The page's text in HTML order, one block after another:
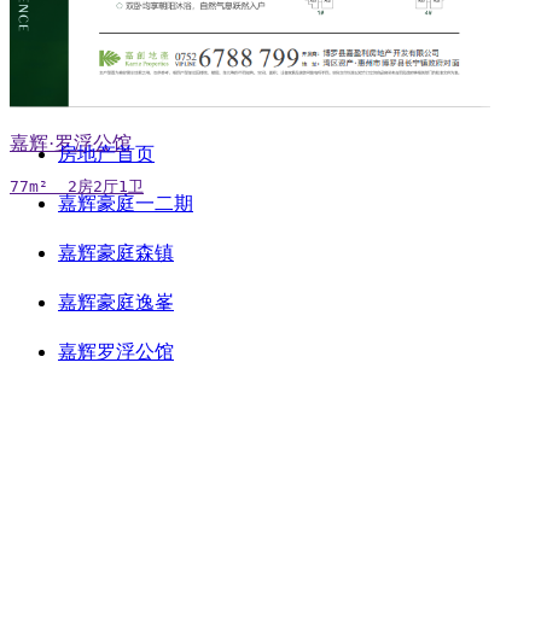
嘉辉·罗浮公馆
77m²  2房2厅1卫
房地产首页
嘉辉豪庭一二期
嘉辉豪庭森镇
嘉辉豪庭逸峯
嘉辉罗浮公馆